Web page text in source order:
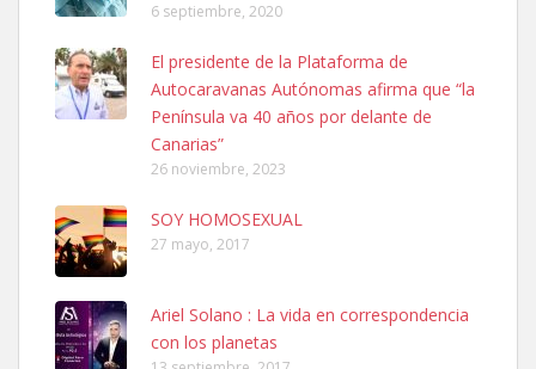
SHIBA PERDIDO AVDA JOSE MESA Y LOPEZ
PERRO MACHO RAZA SHIBA CON MICROCHIP PERDIDO HOY
06/07/2025 ZONA MESA Y LOPEZ. ES MUY ASUSTADIZO
Leales.org » Gran Canaria
6.7.2025
Ninfa perdida
El día 5 se los perdió una ninfa papillera, asustada tiene miedo a la
6 septiembre, 2020
El presidente de la Plataforma de
Autocaravanas Autónomas afirma que “la
Península va 40 años por delante de
Canarias”
26 noviembre, 2023
SOY HOMOSEXUAL
27 mayo, 2017
Ariel Solano : La vida en correspondencia
con los planetas